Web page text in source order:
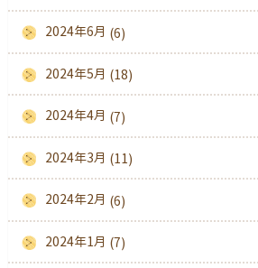
2024年6月 (6)
2024年5月 (18)
2024年4月 (7)
2024年3月 (11)
2024年2月 (6)
2024年1月 (7)